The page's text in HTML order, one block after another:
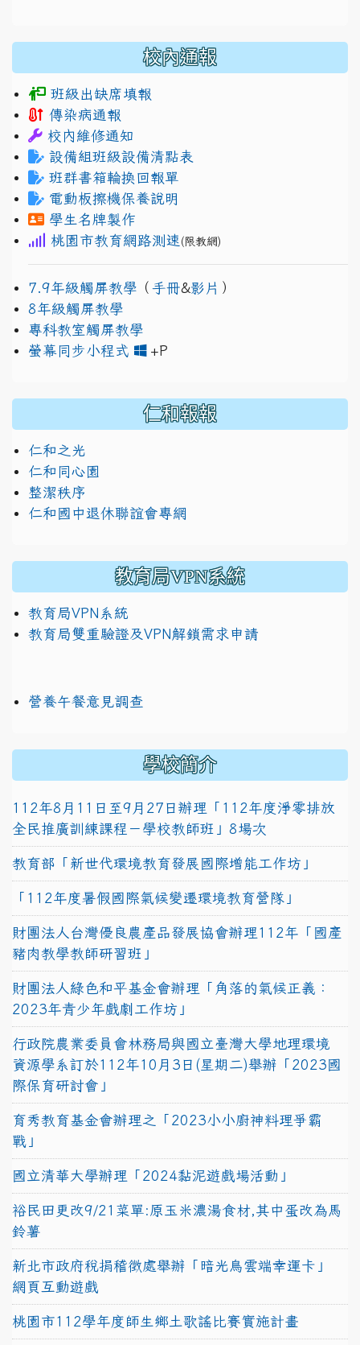
校內通報
班級出缺席填報
傳染病通報
校內維修通知
設備組班級設備清點表
班群書箱輪換回報單
電動板擦機保養說明
學生名牌製作
桃園市教育網路測速 (限教網)
7.9年級觸屏教學 （ 手冊&影片 ）
8年級觸屏教學
專科教室觸屏教學
螢幕同步小程式
+P
仁和報報
仁和之光
仁和同心園
整潔秩序
仁和國中退休聯誼會專網
教育局VPN系統
教育局VPN系統
教育局雙重驗證及VPN解鎖需求申請
營養午餐意見調查
學校簡介
112年8月11日至9月27日辦理「112年度淨零排放
全民推廣訓練課程－學校教師班」8場次
教育部「新世代環境教育發展國際增能工作坊」
「112年度暑假國際氣候變遷環境教育營隊」
財團法人台灣優良農產品發展協會辦理112年「國產
豬肉教學教師研習班」
財團法人綠色和平基金會辦理「角落的氣候正義：
2023年青少年戲劇工作坊」
行政院農業委員會林務局與國立臺灣大學地理環境
資源學系訂於112年10月3日(星期二)舉辦「2023國
際保育研討會」
育秀教育基金會辦理之「2023小小廚神料理爭霸
戰」
國立清華大學辦理「2024黏泥遊戲場活動」
裕民田更改9/21菜單:原玉米濃湯食材,其中蛋改為馬
鈴薯
新北市政府稅捐稽徵處舉辦「暗光鳥雲端幸運卡」
網頁互動遊戲
桃園市112學年度師生鄉土歌謠比賽實施計畫